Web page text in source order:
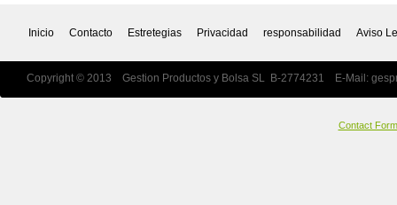
Inicio Contacto Estretegias Privacidad responsabilidad Aviso
Copyright © 2013 Gestion Productos y Bolsa SL B-2774231 E-Mail:
Contact Form